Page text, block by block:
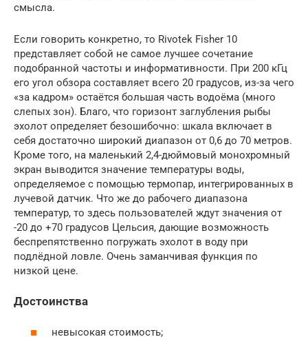
смысла.
Если говорить конкретно, то Rivotek Fisher 10
представляет собой не самое лучшее сочетание
подобранной частоты и информативности. При 200 кГц
его угол обзора составляет всего 20 градусов, из-за чего
«за кадром» остаётся большая часть водоёма (много
слепых зон). Благо, что горизонт заглубления рыбы
эхолот определяет безошибочно: шкала включает в
себя достаточно широкий диапазон от 0,6 до 70 метров.
Кроме того, на маленький 2,4-дюймовый монохромный
экран выводится значение температуры воды,
определяемое с помощью термопар, интегрированных в
лучевой датчик. Что же до рабочего диапазона
температур, то здесь пользователей ждут значения от
-20 до +70 градусов Цельсия, дающие возможность
беспрепятственно погружать эхолот в воду при
подлёдной ловле. Очень заманчивая функция по
низкой цене.
Достоинства
невысокая стоимость;